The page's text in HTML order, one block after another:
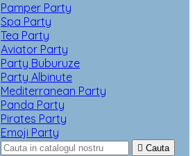
Pamper Party
Spa Party
Tea Party
Aviator Party
Party Buburuze
Party Albinute
Mediterranean Party
Panda Party
Pirates Party
Emoji Party
 Cauta